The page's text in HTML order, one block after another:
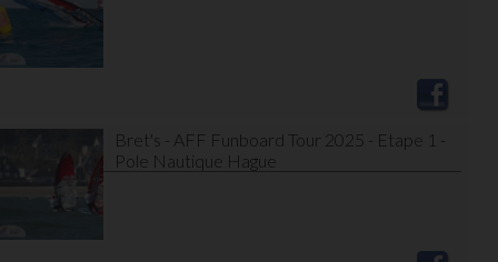
Bret's - AFF Funboard Tour 2025 - Etape 1 -
Pole Nautique Hague